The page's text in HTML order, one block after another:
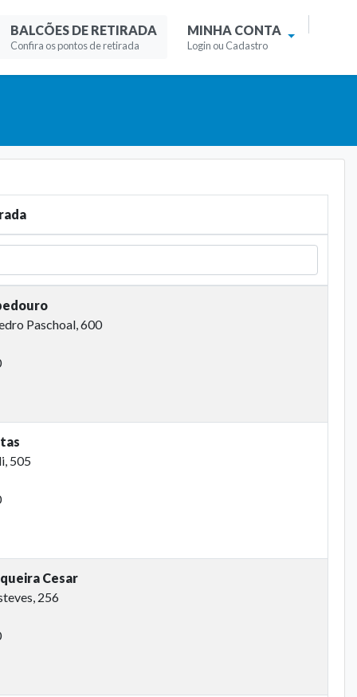
BALCÕES DE RETIRADA
Confira os pontos de retirada
MINHA CONTA
Login ou Cadastro
Paschoal, 600
505
Cesar
256